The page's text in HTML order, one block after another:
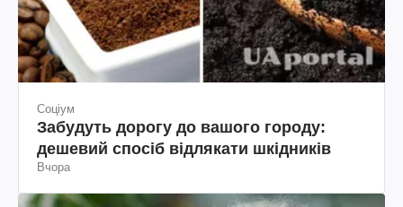
Соціум
Забудуть дорогу до вашого городу:
дешевий спосіб відлякати шкідників
Вчора